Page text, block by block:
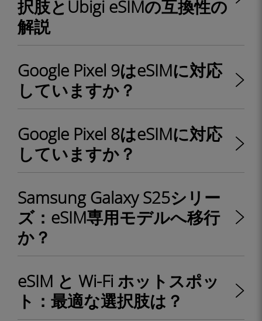
択肢とUbigi eSIMの互換性の
解説
Google Pixel 9はeSIMに対応
していますか？
Google Pixel 8はeSIMに対応
していますか？
Samsung Galaxy S25シリー
ズ：eSIM専用モデルへ移行
か？
eSIM と Wi-Fi ホットスポッ
ト：最適な選択肢は？